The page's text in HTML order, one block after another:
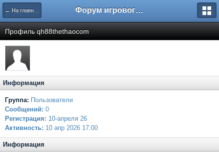
← На главную Форум игрового проекта Riverrise
Профиль qh88thethaocom
Информация
Группа: Пользователи
Сообщений: 0
Регистрация: 10-апреля 26
Активность: 10 апр 2026 17:00
Информация